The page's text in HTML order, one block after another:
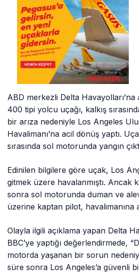
ABD merkezli Delta
400 tipi yolcu uçağı, kalkış
bir arıza nedeniyle Los Angeles
Havalimanı’na acil dönüş yaptı.
sırasında sol motorunda yangın
Edinilen bilgilere göre uçak, Los
gitmek üzere havalanmıştı. Ancak
sonra sol motorunda duman ve
üzerine kaptan pilot, havalimanına
Olayla ilgili açıklama yapan Delta
BBC’ye yaptığı değerlendirmede,
motorda yaşanan bir sorun
süre sonra Los Angeles’a güvenli